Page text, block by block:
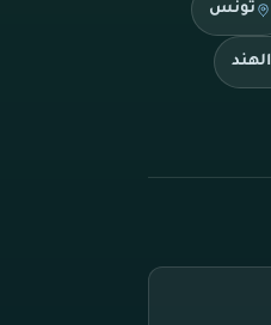
تونس
الهند